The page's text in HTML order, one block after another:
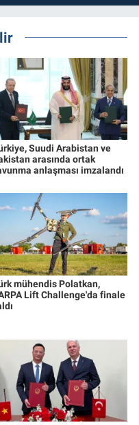
Suudi Arabistan ve
arasında ortak
anlaşması imzalandı
mühendis Polatkan,
Lift Challenge'da finale